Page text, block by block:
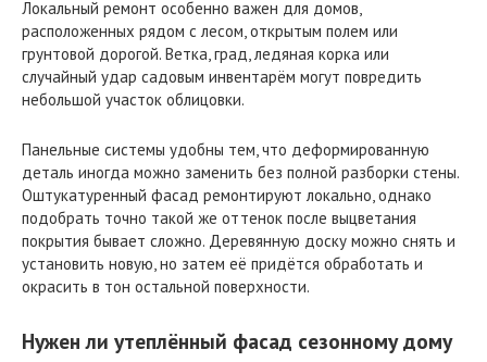
Локальный ремонт особенно важен для домов,
расположенных рядом с лесом, открытым полем или
грунтовой дорогой. Ветка, град, ледяная корка или
случайный удар садовым инвентарём могут повредить
небольшой участок облицовки.
Панельные системы удобны тем, что деформированную
деталь иногда можно заменить без полной разборки стены.
Оштукатуренный фасад ремонтируют локально, однако
подобрать точно такой же оттенок после выцветания
покрытия бывает сложно. Деревянную доску можно снять и
установить новую, но затем её придётся обработать и
окрасить в тон остальной поверхности.
Нужен ли утеплённый фасад сезонному дому